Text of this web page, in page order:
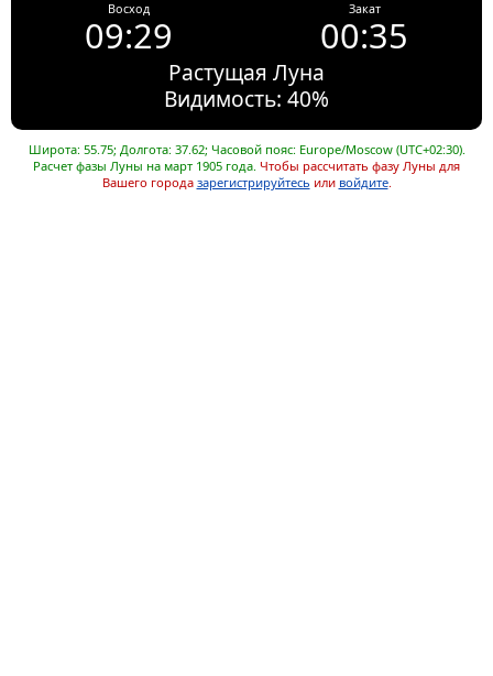
Восход
09:29
Закат
00:35
Растущая Луна
Видимость: 40%
Широта: 55.75; Долгота: 37.62; Часовой пояс: Europe/Moscow (UTC+02:30).
Расчет фазы Луны на март 1905 года. Чтобы рассчитать фазу Луны для
Вашего города зарегистрируйтесь или войдите.